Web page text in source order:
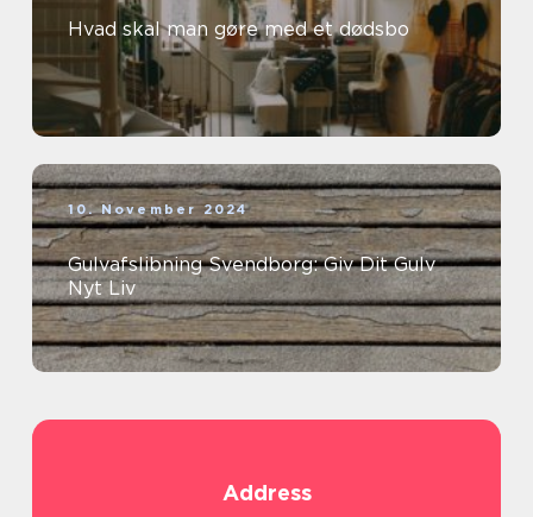
Hvad skal man gøre med et dødsbo
10. November 2024
Gulvafslibning Svendborg: Giv Dit Gulv
Nyt Liv
Address